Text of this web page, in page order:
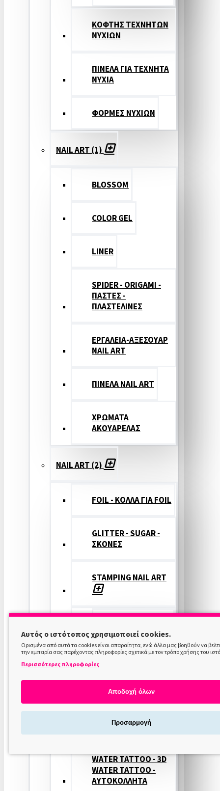
ΚΟΦΤΗΣ ΤΕΧΝΗΤΩΝ
ΝΥΧΙΩΝ
ΠΙΝΕΛΑ ΓΙΑ ΤΕΧΝΗΤΑ
ΝΥΧΙΑ
ΦΟΡΜΕΣ ΝΥΧΙΩΝ
NAIL ART (1)
BLOSSOM
COLOR GEL
LINER
SPIDER - ORIGAMI -
ΠΑΣΤΕΣ -
ΠΛΑΣΤΕΛΙΝΕΣ
ΕΡΓΑΛΕΙΑ-ΑΞΕΣΟΥΑΡ
NAIL ART
ΠΙΝΕΛΑ NAIL ART
ΧΡΩΜΑΤΑ
ΑΚΟΥΑΡΕΛΑΣ
NAIL ART (2)
FOIL - ΚΟΛΛΑ ΓΙΑ FOIL
GLITTER - SUGAR -
ΣΚΟΝΕΣ
STAMPING NAIL ART
COLOR
ΝΥΧΙΩΝ
ΣΦΡΑΓΙΔΕΣ
ΝΥΧΙΩΝ
WATER TATTOO - 3D
WATER TATTOO -
ΑΥΤΟΚΟΛΛΗΤΑ
Αυτός ο ιστότοπος χρησιμοποιεί cookies.
Ορισμένα από αυτά τα cookies είναι απαραίτητα, ενώ άλλα μας βοηθούν να
την εμπειρία σας παρέχοντας πληροφορίες σχετικά με τον τρόπο χρήσης του
Περισσότερες πληροφορίες
Αποδοχή όλων
Προσαρμογή